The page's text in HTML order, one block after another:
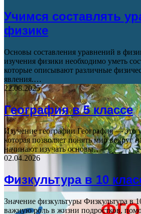
Учимся составлять
физике
Основы составления уравнений в
изучения физики необходимо уметь
которые описывают различные
явления.…
22.08.2025
География в 5 классе
Изучение географии География — это
которая позволяет понять мир вокруг
начинают изучать основы…
02.04.2026
Физкультура в 10
Значение физкультуры Физкультура в
важную роль в жизни подростков,